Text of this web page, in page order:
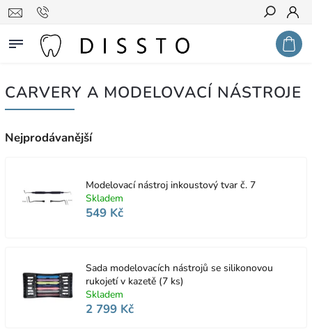
Hledat
CARVERY A MODELOVACÍ NÁSTROJE
Nejprodávanější
Modelovací nástroj inkoustový tvar č. 7
Skladem
549 Kč
Sada modelovacích nástrojů se silikonovou
rukojetí v kazetě (7 ks)
Skladem
2 799 Kč